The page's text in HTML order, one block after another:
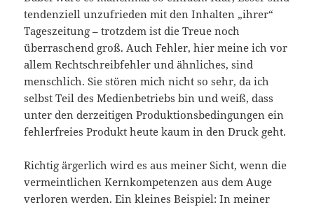
tendenziell unzufrieden mit den Inhalten „ihrer“
Tageszeitung – trotzdem ist die Treue noch
überraschend groß. Auch Fehler, hier meine ich vor
allem Rechtschreibfehler und ähnliches, sind
menschlich. Sie stören mich nicht so sehr, da ich
selbst Teil des Medienbetriebs bin und weiß, dass
unter den derzeitigen Produktionsbedingungen ein
fehlerfreies Produkt heute kaum in den Druck geht.
Richtig ärgerlich wird es aus meiner Sicht, wenn die
vermeintlichen Kernkompetenzen aus dem Auge
verloren werden. Ein kleines Beispiel: In meiner